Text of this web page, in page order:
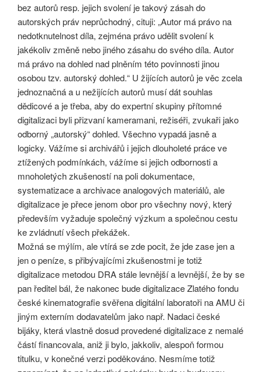
bez autorů resp. jejich svolení je takový zásah do
autorských práv neprůchodný, cituji: „Autor má právo na
nedotknutelnost díla, zejména právo udělit svolení k
jakékoliv změně nebo jiného zásahu do svého díla. Autor
má právo na dohled nad plněním této povinnosti jinou
osobou tzv. autorský dohled.“ U žijících autorů je věc zcela
jednoznačná a u nežijících autorů musí dát souhlas
dědicové a je třeba, aby do expertní skupiny přítomné
digitalizaci byli přizvaní kameramani, režiséři, zvukaři jako
odborný „autorský“ dohled. Všechno vypadá jasně a
logicky. Vážíme si archivářů i jejich dlouholeté práce ve
ztížených podmínkách, vážíme si jejich odbornosti a
mnoholetých zkušeností na poli dokumentace,
systematizace a archivace analogových materiálů, ale
digitalizace je přece jenom obor pro všechny nový, který
především vyžaduje společný výzkum a společnou cestu
ke zvládnutí všech překážek.
Možná se mýlím, ale vtírá se zde pocit, že jde zase jen a
jen o peníze, s přibývajícími zkušenostmi je totiž
digitalizace metodou DRA stále levnější a levnější, že by se
pan ředitel bál, že nakonec bude digitalizace Zlatého fondu
české kinematografie svěřena digitální laboratoři na AMU či
jiným externím dodavatelům jako např. Nadaci české
bijáky, která vlastně dosud provedené digitalizace z nemalé
částí financovala, aniž ji bylo, jakkoliv, alespoň formou
titulku, v konečné verzi poděkováno. Nesmíme totiž